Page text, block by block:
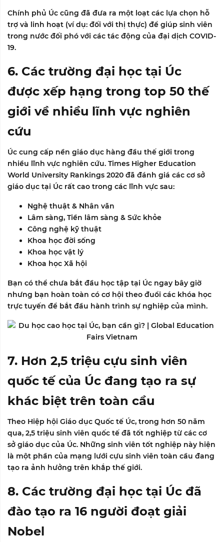
Chính phủ Úc cũng đã đưa ra một loạt các lựa chọn hỗ
trợ và linh hoạt (ví dụ: đối với thị thực) để giúp sinh viên
trong nước đối phó với các tác động của đại dịch COVID-
19.
6. Các trường đại học tại Úc
được xếp hạng trong top 50 thế
giới về nhiều lĩnh vực nghiên
cứu
Úc cung cấp nền giáo dục hàng đầu thế giới trong
nhiều lĩnh vực nghiên cứu. Times Higher Education
World University Rankings 2020 đã đánh giá các cơ sở
giáo dục tại Úc rất cao trong các lĩnh vực sau:
Nghệ thuật & Nhân văn
Lâm sàng, Tiền lâm sàng & Sức khỏe
Công nghệ kỹ thuật
Khoa học đời sống
Khoa học vật lý
Khoa học Xã hội
Bạn có thể chưa bắt đầu học tập tại Úc ngay bây giờ
nhưng bạn hoàn toàn có cơ hội theo đuổi các khóa học
trực tuyến để bắt đầu hành trình sự nghiệp của mình.
7. Hơn 2,5 triệu cựu sinh viên
quốc tế của Úc đang tạo ra sự
khác biệt trên toàn cầu
Theo Hiệp hội Giáo dục Quốc tế Úc, trong hơn 50 năm
qua, 2,5 triệu sinh viên quốc tế đã tốt nghiệp từ các cơ
sở giáo dục của Úc. Những sinh viên tốt nghiệp này hiện
là một phần của mạng lưới cựu sinh viên toàn cầu đang
tạo ra ảnh hưởng trên khắp thế giới.
8. Các trường đại học tại Úc đã
đào tạo ra 16 người đoạt giải
Nobel